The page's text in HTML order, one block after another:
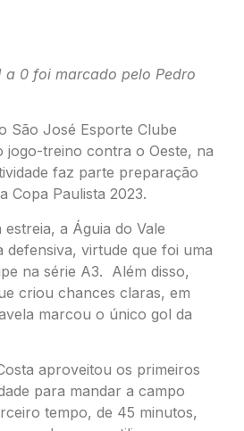
a 0 foi marcado pelo Pedro
São José Esporte Clube
jogo-treino contra o Oeste, na
faz parte preparação
Copa Paulista 2023.
a Águia do Vale
defensiva, virtude que foi uma
na série A3. Além disso,
criou chances claras, em
marcou o único gol da
aproveitou os primeiros
para mandar a campo
tempo, de 45 minutos,